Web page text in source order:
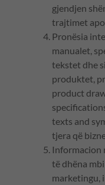
gjendjen
trajtimet
Pronësia
manualet,
tekstet dhe
produktet,
product
texts and
tjera që
Informacion
të dhëna
marketingu,